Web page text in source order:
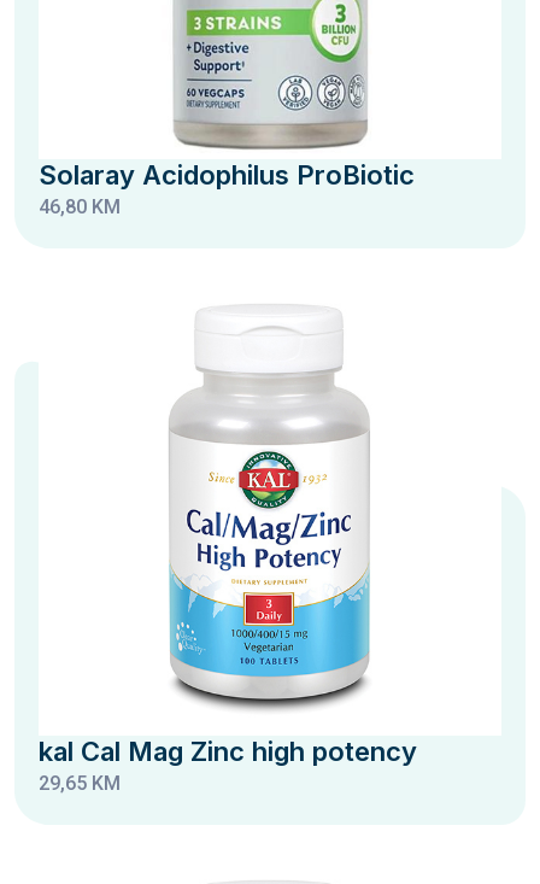
Solaray Acidophilus ProBiotic
46,80 KM
kal Cal Mag Zinc high potency
29,65 KM